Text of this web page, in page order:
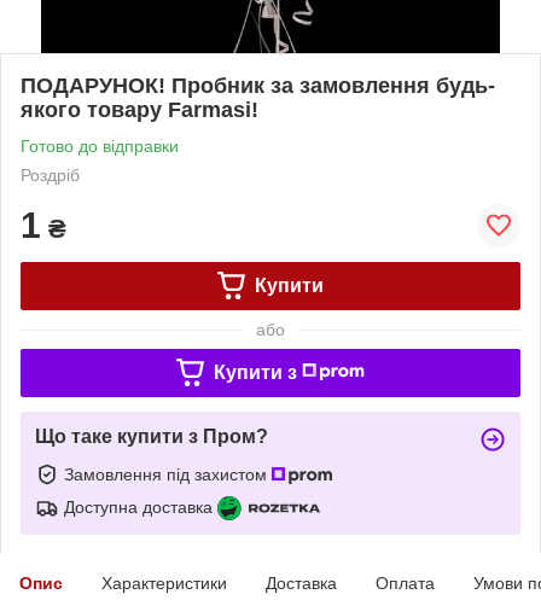
ПОДАРУНОК! Пробник за замовлення будь-
якого товару Farmasi!
Готово до відправки
Роздріб
1 ₴
Купити
або
Купити з
Що таке купити з Пром?
Замовлення під захистом
Доступна доставка
Опис Характеристики Доставка Оплата Умови